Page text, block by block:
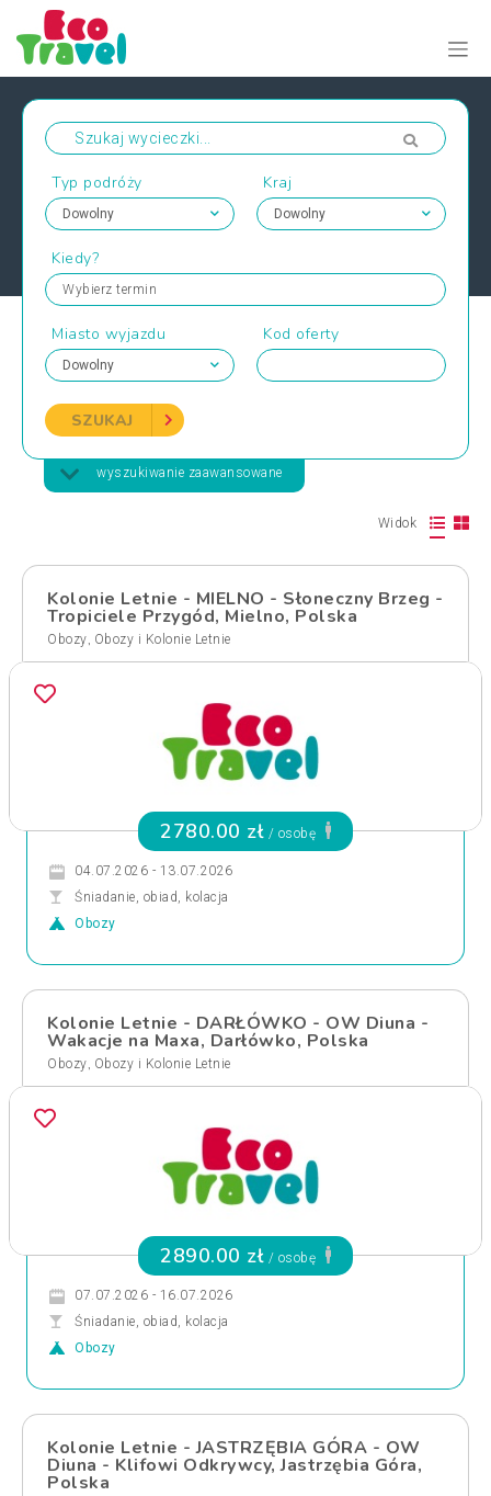
Typ podróży Kraj
Kiedy?
Wybierz termin
Miasto wyjazdu Kod oferty
SZUKAJ
wyszukiwanie zaawansowane
Widok
Kolonie Letnie - MIELNO - Słoneczny Brzeg -
Tropiciele Przygód, Mielno, Polska
Obozy, Obozy i Kolonie Letnie
2780.00 zł / osobę
04.07.2026 - 13.07.2026
Śniadanie, obiad, kolacja
Obozy
Kolonie Letnie - DARŁÓWKO - OW Diuna -
Wakacje na Maxa, Darłówko, Polska
Obozy, Obozy i Kolonie Letnie
2890.00 zł / osobę
07.07.2026 - 16.07.2026
Śniadanie, obiad, kolacja
Obozy
Kolonie Letnie - JASTRZĘBIA GÓRA - OW
Diuna - Klifowi Odkrywcy, Jastrzębia Góra,
Polska